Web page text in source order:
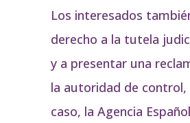
Los interesados
derecho a la tutela
y a presentar una
la autoridad de control,
caso, la Agencia